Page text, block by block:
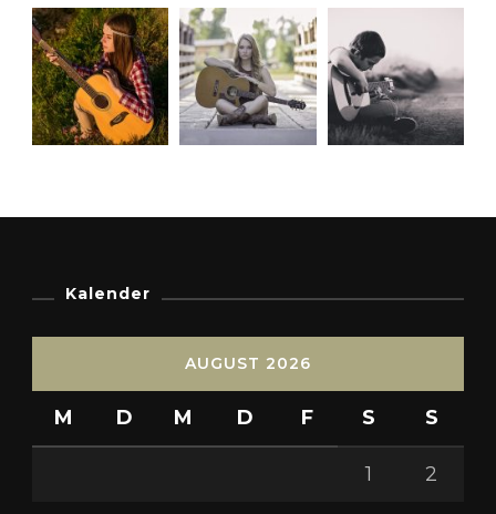
Kalender
AUGUST 2026
M D M D F S S
1 2